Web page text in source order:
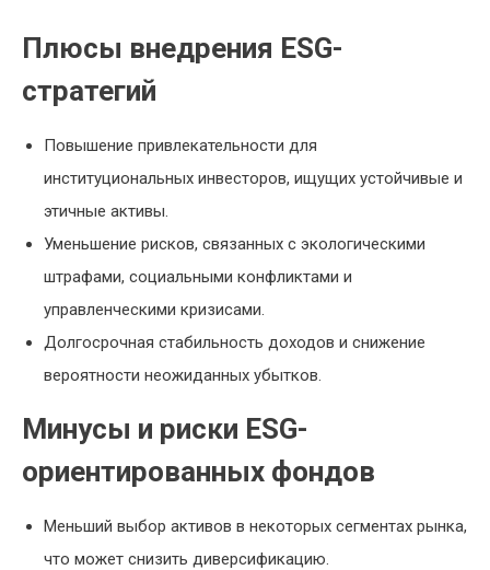
Плюсы внедрения ESG-
стратегий
Повышение привлекательности для
институциональных инвесторов, ищущих устойчивые и
этичные активы.
Уменьшение рисков, связанных с экологическими
штрафами, социальными конфликтами и
управленческими кризисами.
Долгосрочная стабильность доходов и снижение
вероятности неожиданных убытков.
Минусы и риски ESG-
ориентированных фондов
Меньший выбор активов в некоторых сегментах рынка,
что может снизить диверсификацию.